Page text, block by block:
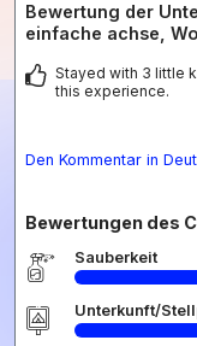
Bewertung der
einfache achse,
Stayed with 3 little
this experience.
Den Kommentar in
Bewertungen des
Sauberkeit
Unterkunft/